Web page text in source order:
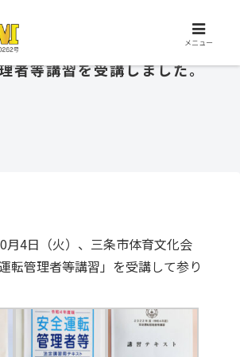
警備はお任せ下さい。ティスコム株式会社は、安
ショナル集団です。
者等講習を受講しました。
月4日（火）、三条市体育文化会
転管理者等講習」を受講して参り
メニュー